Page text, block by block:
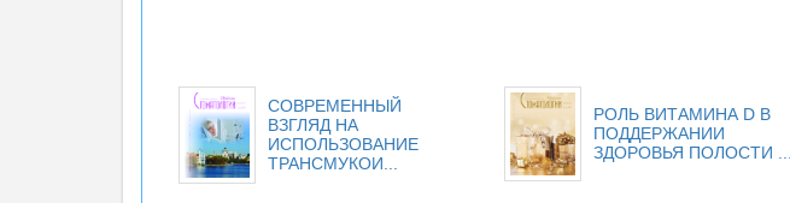
СОВРЕМЕННЫЙ
ВЗГЛЯД НА
ИСПОЛЬЗОВАНИЕ
ТРАНСМУКОИ...
РОЛЬ ВИТАМИНА D В
ПОДДЕРЖАНИИ
ЗДОРОВЬЯ ПОЛОСТИ ...